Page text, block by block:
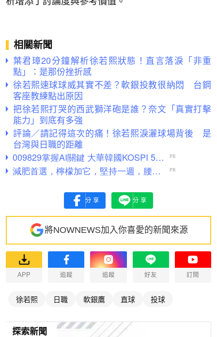
相關新聞
葉君璋20分鐘解析徐若熙狀態！直言落淚「非重
點」：是那份挫折感
徐若熙速球球威其實不差？軟銀投教很納悶 台鋼
客座教練點出原因
把徐若熙打哭的西武獅洋砲是誰？奈文「真實打擊
能力」到底有多強
評論／請記得這次的痛！徐若熙淚灑球場背後 是
台灣與日職的距離
分享 分享
將NOWNEWS加入你喜愛的新聞來源
APP 追蹤 追蹤 好友 訂閱
徐若熙 日職 軟銀鷹 直球 投球
探索新聞